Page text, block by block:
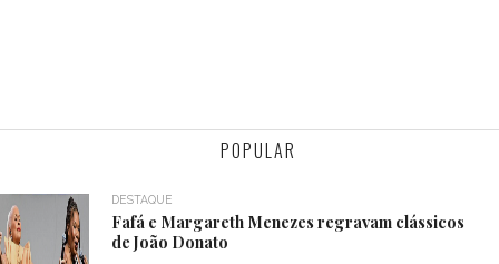
POPULAR
DESTAQUE
Fafá e Margareth Menezes regravam clássicos
de João Donato